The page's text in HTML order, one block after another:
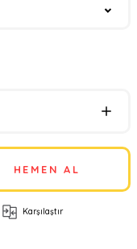
HEMEN AL
Karşılaştır